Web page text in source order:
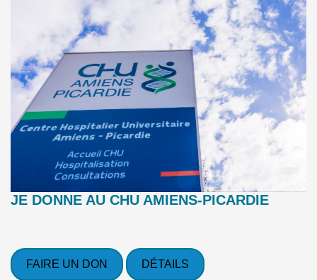
JE DONNE AU CHU AMIENS-PICARDIE
FAIRE UN DON DÉTAILS